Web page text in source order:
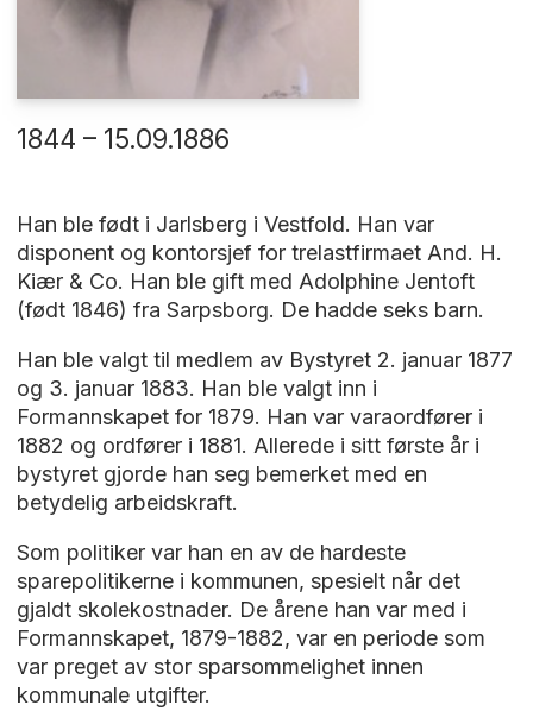
1844 – 15.09.1886
Han ble født i Jarlsberg i Vestfold. Han var
disponent og kontorsjef for trelastfirmaet And. H.
Kiær & Co. Han ble gift med Adolphine Jentoft
(født 1846) fra Sarpsborg. De hadde seks barn.
Han ble valgt til medlem av Bystyret 2. januar 1877
og 3. januar 1883. Han ble valgt inn i
Formannskapet for 1879. Han var varaordfører i
1882 og ordfører i 1881. Allerede i sitt første år i
bystyret gjorde han seg bemerket med en
betydelig arbeidskraft.
Som politiker var han en av de hardeste
sparepolitikerne i kommunen, spesielt når det
gjaldt skolekostnader. De årene han var med i
Formannskapet, 1879-1882, var en periode som
var preget av stor sparsommelighet innen
kommunale utgifter.